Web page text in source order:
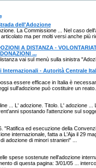
dell'Adozione
La Commissione ... Nel caso
ma per molti versi anche più
A DISTANZA -
...
vai sul menù sulla sinistra
Internazionali - Autorità Centrale
essere efficace in Italia è
sull'adozione può costituire un reato.
... L' adozione. Titolo. L' adozione ...
spostando l'attenzione sul
"Ratifica ed esecuzione della
internazionale, fatta a L'Aja il 29
adozione di minori stranieri" ...
spese sostenute nell'adozione
di questa pagina: 3/01/05 ...